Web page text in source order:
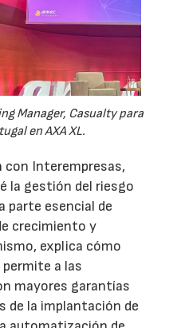
Manager, Casualty para
en AXA XL.
con Interempresas,
la gestión del riesgo
parte esencial de
crecimiento y
explica cómo
a las
mayores garantías
de la implantación de